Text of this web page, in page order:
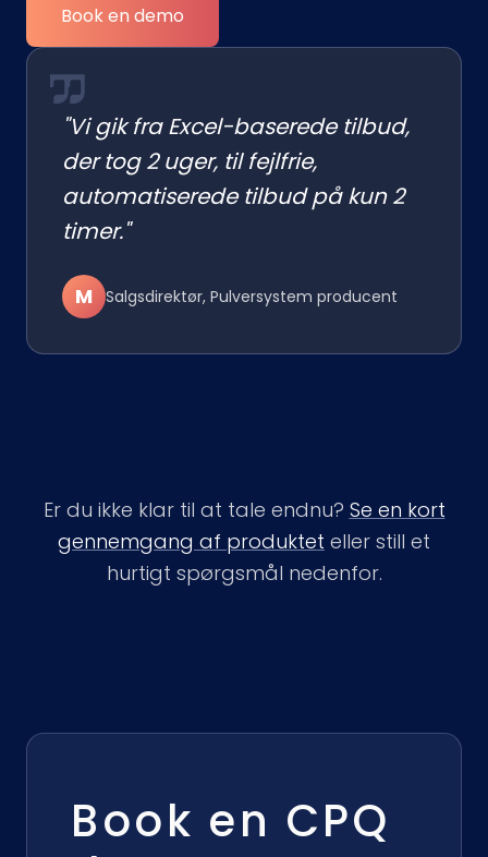
Book en demo
"Vi gik fra Excel-baserede tilbud,
der tog 2 uger, til fejlfrie,
automatiserede tilbud på kun 2
timer."
M Salgsdirektør, Pulversystem producent
Er du ikke klar til at tale endnu? Se en kort
gennemgang af produktet eller still et
hurtigt spørgsmål nedenfor.
Book en CPQ